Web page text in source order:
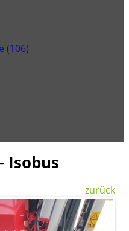
(106)
Isobus
zurück